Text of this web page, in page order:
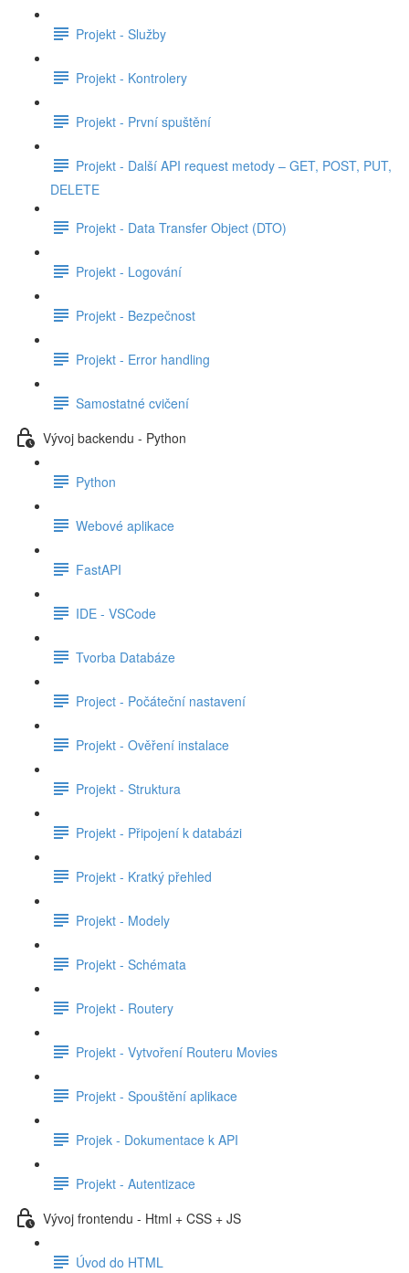
Projekt - Služby
Projekt - Kontrolery
Projekt - První spuštění
Projekt - Další API request metody – GET, POST, PUT,
DELETE
Projekt - Data Transfer Object (DTO)
Projekt - Logování
Projekt - Bezpečnost
Projekt - Error handling
Samostatné cvičení
Vývoj backendu - Python
Python
Webové aplikace
FastAPI
IDE - VSCode
Tvorba Databáze
Project - Počáteční nastavení
Projekt - Ověření instalace
Projekt - Struktura
Projekt - Připojení k databázi
Projekt - Kratký přehled
Projekt - Modely
Projekt - Schémata
Projekt - Routery
Projekt - Vytvoření Routeru Movies
Projekt - Spouštění aplikace
Projek - Dokumentace k API
Projekt - Autentizace
Vývoj frontendu - Html + CSS + JS
Úvod do HTML